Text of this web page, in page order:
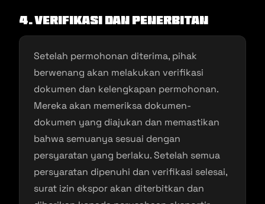
4. Verifikasi dan Penerbitan
Setelah permohonan diterima, pihak
berwenang akan melakukan verifikasi
dokumen dan kelengkapan permohonan.
Mereka akan memeriksa dokumen-
dokumen yang diajukan dan memastikan
bahwa semuanya sesuai dengan
persyaratan yang berlaku. Setelah semua
persyaratan dipenuhi dan verifikasi selesai,
surat izin ekspor akan diterbitkan dan